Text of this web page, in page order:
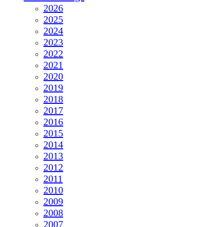
2026
2025
2024
2023
2022
2021
2020
2019
2018
2017
2016
2015
2014
2013
2012
2011
2010
2009
2008
2007